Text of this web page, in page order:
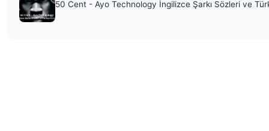
50 Cent - Ayo Technology İngilizce Şarkı Sözleri ve